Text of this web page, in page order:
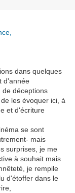
dans quelques
d'année
de déceptions
les évoquer ici, à
et d'écriture
se sont
mais
surprises, je me
à souhait mais
je rempile
d'étoffer dans le